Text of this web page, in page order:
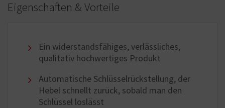
Eigenschaften & Vorteile
Ein widerstandsfähiges, verlässliches,
qualitativ hochwertiges Produkt
Automatische Schlüsselrückstellung, der
Hebel schnellt zurück, sobald man den
Schlüssel loslässt